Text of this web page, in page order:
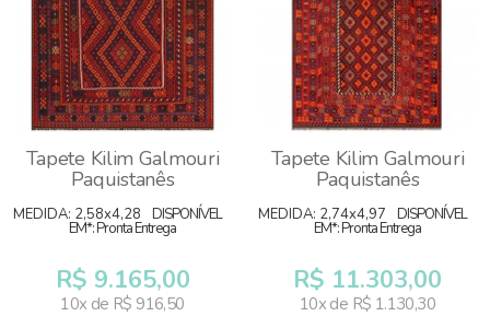
Tapete Kilim Galmouri
Paquistanês
MEDIDA: 2,58x4,28 DISPONÍVEL
EM*: Pronta Entrega
R$ 9.165,00
10x de R$ 916,50
Tapete Kilim Galmouri
Paquistanês
MEDIDA: 2,74x4,97 DISPONÍVEL
EM*: Pronta Entrega
R$ 11.303,00
10x de R$ 1.130,30